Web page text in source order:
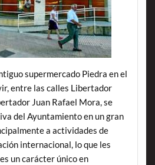
supermercado Piedra en el
entre las calles Libertador
Juan Rafael Mora, se
del Ayuntamiento en un gran
a actividades de
internacional, lo que les
un carácter único en